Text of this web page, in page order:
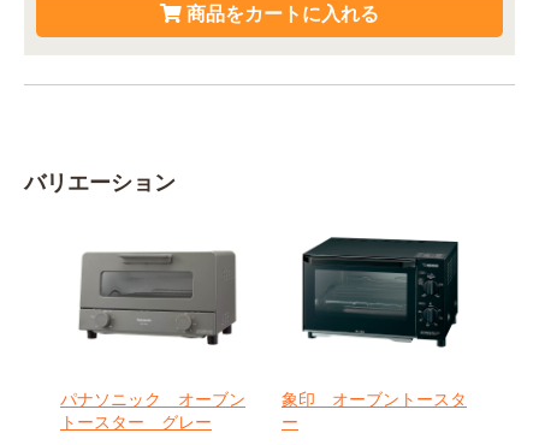
バリエーション
パナソニック オーブン
トースター グレー
象印 オーブントースタ
ー